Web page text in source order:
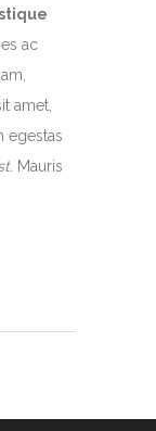
ac
amet,
egestas
Mauris